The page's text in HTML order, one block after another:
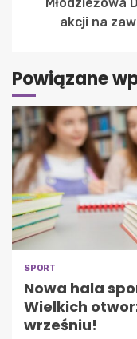
akcji na
Powiązane
SPORT
Nowa hala
Wielkich
wrześniu!